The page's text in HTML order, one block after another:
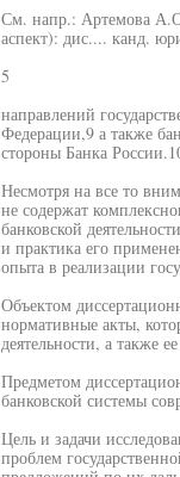
См. напр.: Артемова
аспект): дис.... канд.
5
направлений
Федерации,9 а также
стороны Банка
Несмотря на все то
не содержат
банковской
и практика его
опыта в реализации
Объектом
нормативные акты,
деятельности, а также
Предметом
банковской системы
Цель и задачи
проблем